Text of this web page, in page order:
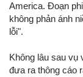
America. Đoạn
không phản ánh
lỗi".
Không lâu sau vụ
đưa ra thông cáo